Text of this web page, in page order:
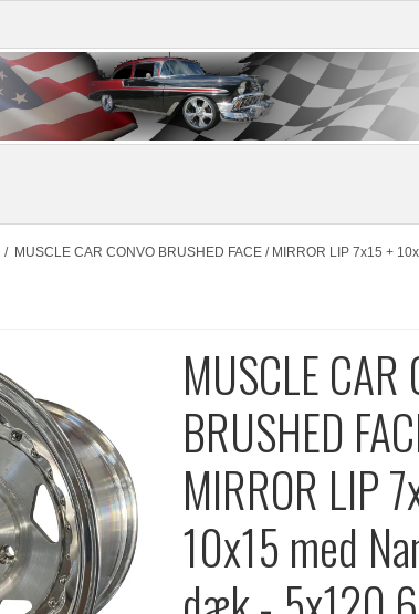
/ MUSCLE CAR CONVO BRUSHED FACE / MIRROR LIP 7x15 +
MUSCLE CAR
BRUSHED
MIRROR LIP
10x15 med